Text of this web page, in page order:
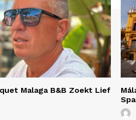
Malaga B&B Zoekt Lief